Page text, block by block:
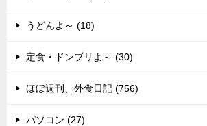
うどんよ～ (18)
定食・ドンブリよ～ (30)
ほぼ週刊、外食日記 (756)
パソコン (27)